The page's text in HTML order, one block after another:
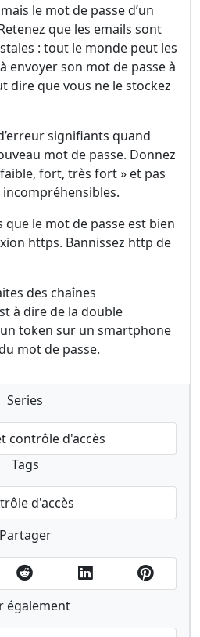
le mot de passe d’un
que les emails sont
: tout le monde peut les
envoyer son mot de passe à
dire que vous ne le stockez
signifiants quand
mot de passe. Donnez
fort, très fort » et pas
incompréhensibles.
que le mot de passe est bien
https. Bannissez http de
des chaînes
à dire de la double
token sur un smartphone
mot de passe.
Series
contrôle d'accès
Tags
d'accès
Partager
également